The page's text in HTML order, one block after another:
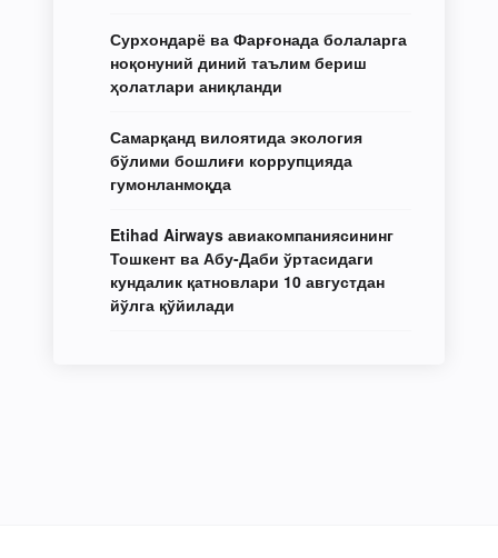
Сурхондарё ва Фарғонада болаларга
ноқонуний диний таълим бериш
ҳолатлари аниқланди
Самарқанд вилоятида экология
бўлими бошлиғи коррупцияда
гумонланмоқда
Etihad Airways авиакомпаниясининг
Тошкент ва Абу-Даби ўртасидаги
кундалик қатновлари 10 августдан
йўлга қўйилади